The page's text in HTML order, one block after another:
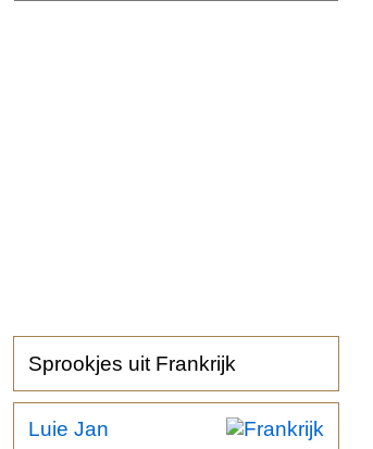
Sprookjes uit Frankrijk
Luie Jan